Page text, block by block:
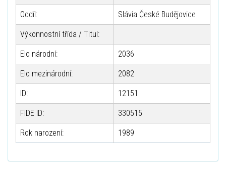
Oddíl: Slávia České Budějovice
Výkonnostní třída / Titul:
Elo národní: 2036
Elo mezinárodní: 2082
ID: 12151
FIDE ID: 330515
Rok narození: 1989